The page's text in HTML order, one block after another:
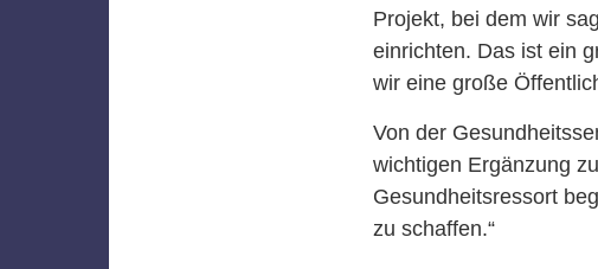
Projekt, bei dem wir
einrichten. Das ist ein
wir eine große
Von der
wichtigen Ergänzung
Gesundheitsressort
zu schaffen.“